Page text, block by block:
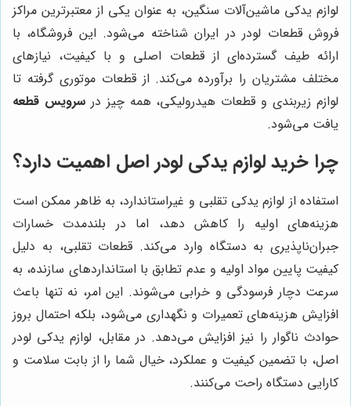
لوازم یدکی ماشین‌آلات سنگین، به عنوان یکی از معتبرترین مراکز
فروش قطعات لودر در ایران شناخته می‌شود. این فروشگاه، با
ارائه طیف گسترده‌ای از قطعات اصلی و با کیفیت، نیازهای
مختلف مشتریان را برآورده می‌کند. از قطعات موتوری گرفته تا
لوازم زیربندی و قطعات هیدرولیکی، همه چیز درسرویس قطعه
یافت می‌شود.
چرا خرید لوازم یدکی لودر اصل اهمیت دارد؟
استفاده از لوازم یدکی تقلبی و غیراستاندارد، به ظاهر ممکن است
هزینه‌های اولیه را کاهش دهد، اما در بلندمدت خسارات
جبران‌ناپذیری به دستگاه وارد می‌کند. قطعات تقلبی، به دلیل
کیفیت پایین مواد اولیه و عدم تطابق با استانداردهای سازنده، به
سرعت دچار فرسودگی و خرابی می‌شوند. این امر، نه تنها باعث
افزایش هزینه‌های تعمیرات و نگهداری می‌شود، بلکه احتمال بروز
حوادث ناگوار را نیز افزایش می‌دهد. در مقابل، لوازم یدکی لودر
اصل، با تضمین کیفیت و عملکرد، خیال شما را از بابت سلامت و
کارایی دستگاه راحت می‌کنند.